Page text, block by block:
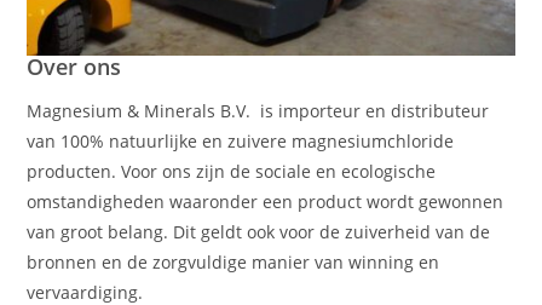
Over ons
Magnesium & Minerals B.V. is importeur en distributeur
van 100% natuurlijke en zuivere magnesiumchloride
producten. Voor ons zijn de sociale en ecologische
omstandigheden waaronder een product wordt gewonnen
van groot belang. Dit geldt ook voor de zuiverheid van de
bronnen en de zorgvuldige manier van winning en
vervaardiging.